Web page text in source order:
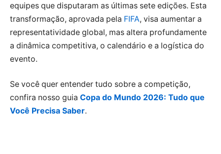
equipes que disputaram as últimas sete edições. Esta
transformação, aprovada pela FIFA, visa aumentar a
representatividade global, mas altera profundamente
a dinâmica competitiva, o calendário e a logística do
evento.
Se você quer entender tudo sobre a competição,
confira nosso guia Copa do Mundo 2026: Tudo que
Você Precisa Saber.